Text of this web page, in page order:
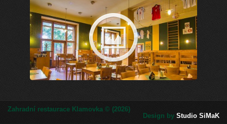
Zahradní restaurace Klamovka © (2026)
Design by Studio SiMaK